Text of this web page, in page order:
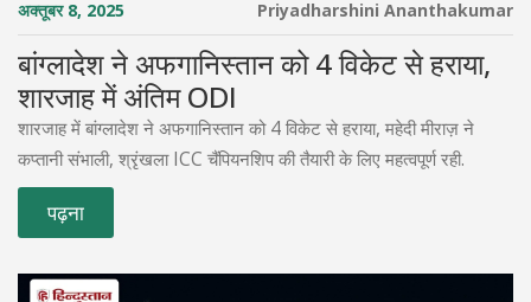
अक्तूबर 8, 2025 Priyadharshini Ananthakumar
बांग्लादेश ने अफगानिस्तान को 4 विकेट से हराया,
शारजाह में अंतिम ODI
शारजाह में बांग्लादेश ने अफगानिस्तान को 4 विकेट से हराया, महेदी मीराज़ ने
कप्तानी संभाली, श्रृंखला ICC चैंपियनशिप की तैयारी के लिए महत्वपूर्ण रही.
पढ़ना